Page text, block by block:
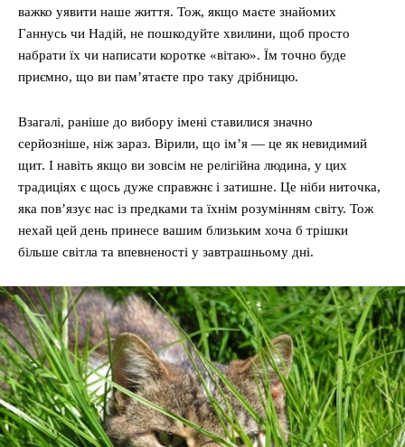
важко уявити наше життя. Тож, якщо маєте знайомих
Ганнусь чи Надій, не пошкодуйте хвилини, щоб просто
набрати їх чи написати коротке «вітаю». Їм точно буде
приємно, що ви пам’ятаєте про таку дрібницю.
Взагалі, раніше до вибору імені ставилися значно
серйозніше, ніж зараз. Вірили, що ім’я — це як невидимий
щит. І навіть якщо ви зовсім не релігійна людина, у цих
традиціях є щось дуже справжнє і затишне. Це ніби ниточка,
яка пов’язує нас із предками та їхнім розумінням світу. Тож
нехай цей день принесе вашим близьким хоча б трішки
більше світла та впевненості у завтрашньому дні.